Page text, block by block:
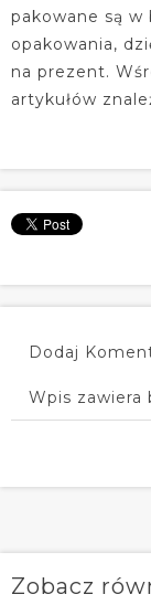
pakowane są w
opakowania,
na prezent.
artykułów
Dodaj
Wpis zawiera
Zobacz